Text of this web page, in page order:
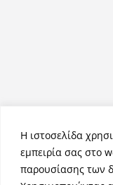
Η ιστοσελίδα
εμπειρία σας στο
παρουσίασης των